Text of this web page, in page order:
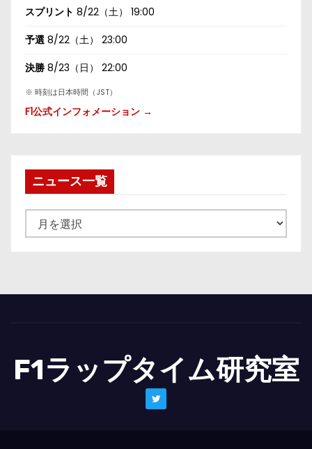
スプリント 8/22（土） 19:00
予選 8/22（土） 23:00
決勝 8/23（日） 22:00
※ 時刻は日本時間（JST）
F1公式インフォメーション →
ニュース一覧
ュ
一
F1ラップタイム研究室